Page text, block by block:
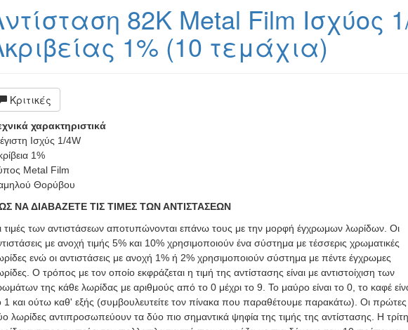
82K Metal Film Ισχύος
1% (10 τεμάχια)
Κριτικές
χαρακτηριστικά
Ισχύς 1/4W
1%
Metal Film
Θορύβου
ΝΑ ΔΙΑΒΑΖΕΤΕ ΤΙΣ ΤΙΜΕΣ ΤΩΝ ΑΝΤΙΣΤΑΣΕΩΝ
τιμές των αντιστάσεων αποτυπώνονται επάνω τους με την μορφή έγχρωμων λωρίδων. Οι
με ανοχή τιμής 5% και 10% χρησιμοποιούν ένα σύστημα με τέσσερις χρωματικές
ενώ οι αντιστάσεις με ανοχή 1% ή 2% χρησιμοποιούν σύστημα με πέντε έγχρωμες
Ο τρόπος με τον οποίο εκφράζεται η τιμή της αντίστασης είναι με αντιστοίχιση των
της κάθε λωρίδας με αριθμούς από το 0 μέχρι το 9. Το μαύρο είναι το 0, το καφέ
1 και ούτω καθ' εξής (συμβουλευτείτε τον πίνακα που παραθέτουμε παρακάτω). Οι πρώτες
λωρίδες αντιπροσωπεύουν τα δύο πιο σημαντικά ψηφία της τιμής της αντίστασης. Η τρίτη